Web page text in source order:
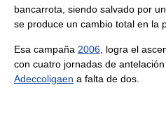
bancarrota, siendo salvado por
se produce un cambio total en la
Esa campaña 2006 , logra el
con cuatro jornadas de
Adeccoligaen a falta de dos.